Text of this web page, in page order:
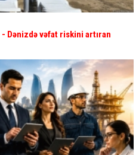
- Dənizdə vəfat riskini artıran